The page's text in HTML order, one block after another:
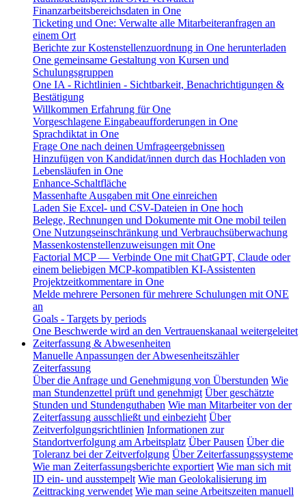
Finanzarbeitsbereichsdaten in One
Ticketing und One: Verwalte alle Mitarbeiteranfragen an
einem Ort
Berichte zur Kostenstellenzuordnung in One herunterladen
One gemeinsame Gestaltung von Kursen und
Schulungsgruppen
One IA - Richtlinien - Sichtbarkeit, Benachrichtigungen &
Bestätigung
Willkommen Erfahrung für One
Vorgeschlagene Eingabeaufforderungen in One
Sprachdiktat in One
Frage One nach deinen Umfrageergebnissen
Hinzufügen von Kandidat/innen durch das Hochladen von
Lebensläufen in One
Enhance-Schaltfläche
Massenhafte Ausgaben mit One einreichen
Laden Sie Excel- und CSV-Dateien in One hoch
Belege, Rechnungen und Dokumente mit One mobil teilen
One Nutzungseinschränkung und Verbrauchsüberwachung
Massenkostenstellenzuweisungen mit One
Factorial MCP — Verbinde One mit ChatGPT, Claude oder
einem beliebigen MCP-kompatiblen KI-Assistenten
Projektzeitkommentare in One
Melde mehrere Personen für mehrere Schulungen mit ONE
an
Goals - Targets by periods
One Beschwerde wird an den Vertrauenskanaal weitergeleitet
Zeiterfassung & Abwesenheiten
Manuelle Anpassungen der Abwesenheitszähler
Zeiterfassung
Über die Anfrage und Genehmigung von Überstunden Wie
man Stundenzettel prüft und genehmigt Über geschätzte
Stunden und Stundenguthaben Wie man Mitarbeiter von der
Zeiterfassung ausschließt und einbezieht Über
Zeitverfolgungsrichtlinien Informationen zur
Standortverfolgung am Arbeitsplatz Über Pausen Über die
Toleranz bei der Zeitverfolgung Über Zeiterfassungssysteme
Wie man Zeiterfassungsberichte exportiert Wie man sich mit
ID ein- und ausstempelt Wie man Geolokalisierung im
Zeittracking verwendet Wie man seine Arbeitszeiten manuell